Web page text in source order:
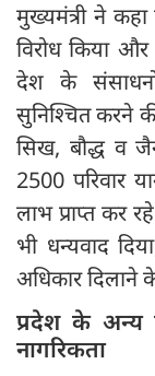
मुख्यमंत्री ने
विरोध किया
देश के
सुनिश्चित करने
सिख, बौद्ध व
2500 परिवार
लाभ प्राप्त कर
भी धन्यवाद
अधिकार दिलाने
प्रदेश के अन्य
नागरिकता